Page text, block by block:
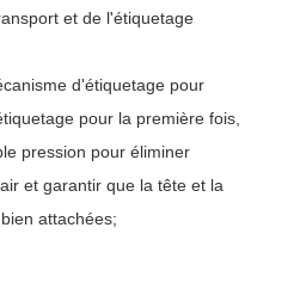
et de l'étiquetage
d'étiquetage pour
pour la première fois,
pression pour éliminer
et garantir que la tête et la
attachées;